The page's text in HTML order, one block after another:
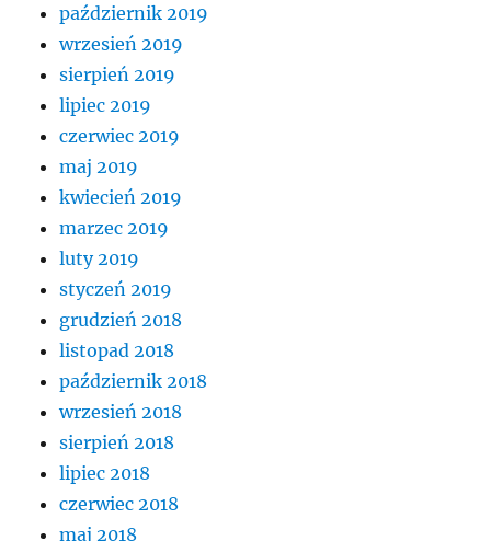
październik 2019
wrzesień 2019
sierpień 2019
lipiec 2019
czerwiec 2019
maj 2019
kwiecień 2019
marzec 2019
luty 2019
styczeń 2019
grudzień 2018
listopad 2018
październik 2018
wrzesień 2018
sierpień 2018
lipiec 2018
czerwiec 2018
maj 2018